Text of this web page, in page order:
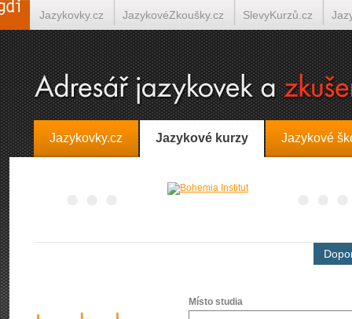
Jazykovky.cz Jazykové kurzy Jazykové
Místo studia
Jazykovky.cz JazykovéZkoušky.cz SlevyKurzů.cz
Španělština on-line Italština on-line Tlumočení-